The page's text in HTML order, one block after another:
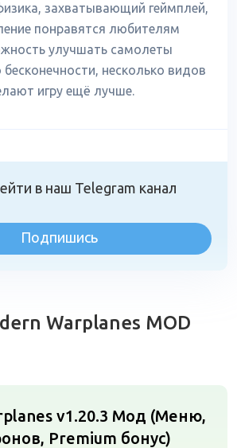
захватывающий геймплей,
понравятся любителям
улучшать самолеты
бесконечности, несколько видов
игру ещё лучше.
в наш Telegram канал
Подпишись
Warplanes MOD
v1.20.3 Мод (Меню,
Premium бонус)